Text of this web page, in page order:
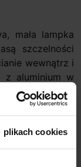
plikach cookies
mała lampka
szczelności
wewnątrz i
z aluminium w
w dół. Jako
LED o mocy
Oprawa
wejść,
i ciągów